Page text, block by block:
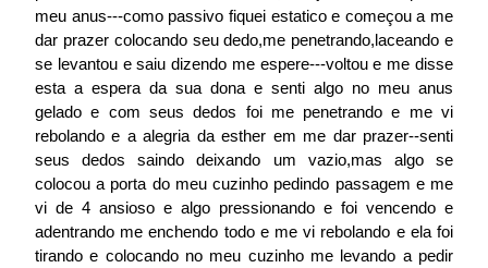
meu anus---como passivo fiquei estatico e começou a me
dar prazer colocando seu dedo,me penetrando,laceando e
se levantou e saiu dizendo me espere---voltou e me disse
esta a espera da sua dona e senti algo no meu anus
gelado e com seus dedos foi me penetrando e me vi
rebolando e a alegria da esther em me dar prazer--senti
seus dedos saindo deixando um vazio,mas algo se
colocou a porta do meu cuzinho pedindo passagem e me
vi de 4 ansioso e algo pressionando e foi vencendo e
adentrando me enchendo todo e me vi rebolando e ela foi
tirando e colocando no meu cuzinho me levando a pedir